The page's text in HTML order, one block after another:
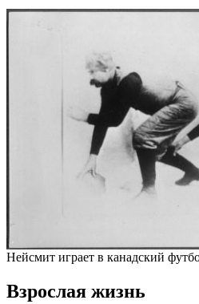
Нейсмит играет в канадский
Взрослая жизнь